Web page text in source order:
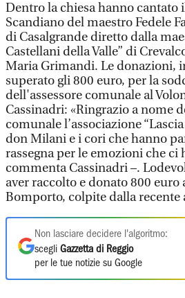
Dentro la chiesa hanno cantato
Scandiano del maestro Fedele
di Casalgrande diretto dalla
Castellani della Valle” di
Maria Grimandi. Le donazioni,
superato gli 800 euro, per la
dell'assessore comunale al
Cassinadri: «Ringrazio a nome
comunale l’associazione
don Milani e i cori che hanno
rassegna per le emozioni che ci
commenta Cassinadri –.
aver raccolto e donato 800
Bomporto, colpite dalla recente
Non lasciare decidere l'algoritmo:
scegli Gazzetta di Reggio
per le tue notizie su Google